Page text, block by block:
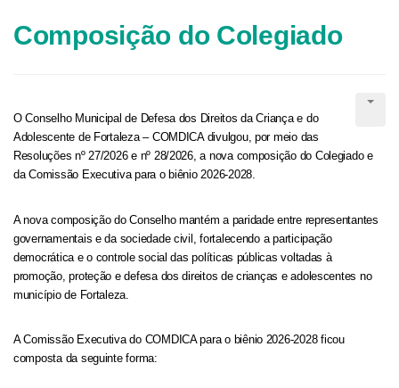
Composição do Colegiado
O Conselho Municipal de Defesa dos Direitos da Criança e do
Adolescente de Fortaleza – COMDICA divulgou, por meio das
Resoluções nº 27/2026 e nº 28/2026, a nova composição do Colegiado e
da Comissão Executiva para o biênio 2026-2028.
A nova composição do Conselho mantém a paridade entre representantes
governamentais e da sociedade civil, fortalecendo a participação
democrática e o controle social das políticas públicas voltadas à
promoção, proteção e defesa dos direitos de crianças e adolescentes no
município de Fortaleza.
A Comissão Executiva do COMDICA para o biênio 2026-2028 ficou
composta da seguinte forma: